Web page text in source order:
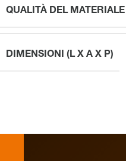
QUALITÀ DEL MATERIALE
DIMENSIONI (L X A X P)